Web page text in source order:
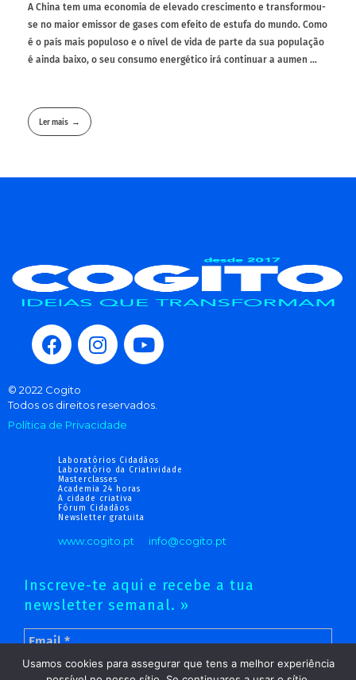
A China tem uma economia de elevado crescimento e transformou-
se no maior emissor de gases com efeito de estufa do mundo. Como
é o país mais populoso e o nível de vida de parte da sua população
é ainda baixo, o seu consumo energético irá continuar a aumen ...
Ler mais
© 2022 Cogito
Todos os direitos reservados.
Política de Privacidade
Laboratórios Cidadãos
Laboratório da Criatividade
Masterclasses
Academia 24 horas
A cidade criativa
Fórum Cidadãos
Newsletter gratuita
www.cogito.pt info@cogito.pt
Inscreve-te aqui e recebe a tua
newsletter semanal. »
Usamos cookies para assegurar que tens a melhor experiência